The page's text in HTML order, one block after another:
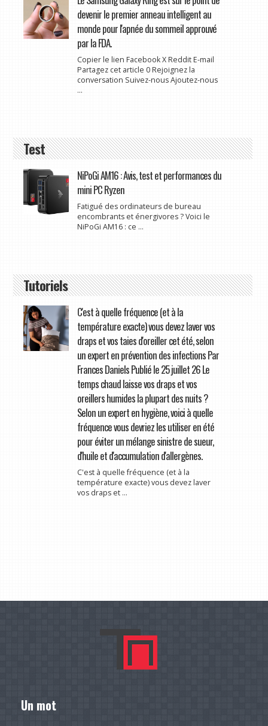
devenir le premier anneau intelligent au
monde pour l'apnée du sommeil approuvé
par la FDA.
Copier le lien Facebook X Reddit E-mail
Partagez cet article 0 Rejoignez la
conversation Suivez-nous Ajoutez-nous
...
Test
NiPoGi AM16 : Avis, test et performances du
mini PC Ryzen
Fatigué des ordinateurs de bureau
encombrants et énergivores ? Voici le
NiPoGi AM16 : ce ...
Tutoriels
C'est à quelle fréquence (et à la
température exacte) vous devez laver vos
draps et vos taies d'oreiller cet été, selon
un expert en prévention des infections Par
Frances Daniels Publié le 25 juillet 26 Le
temps chaud laisse vos draps et vos
oreillers humides la plupart des nuits ?
Selon un expert en hygiène, voici à quelle
fréquence vous devriez les utiliser en été
pour éviter un mélange sinistre de sueur,
d'huile et d'accumulation d'allergènes.
C'est à quelle fréquence (et à la
température exacte) vous devez laver
vos draps et ...
Un mot